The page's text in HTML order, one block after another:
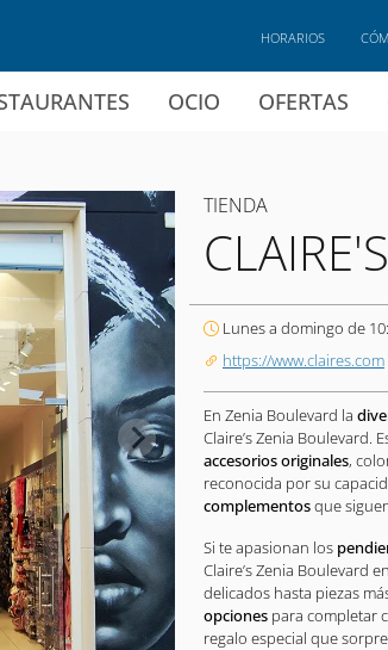
OCIO OFERTAS
HORARIOS
TIENDA
CLAIRE'S
Lunes a domingo de
https://www.claires.com
En Zenia Boulevard la
Claire’s Zenia Boulevard.
accesorios originales,
reconocida por su
complementosque
Si te apasionan los
Claire’s Zenia Boulevard
delicados hasta piezas
opciones para completar
regalo especial que